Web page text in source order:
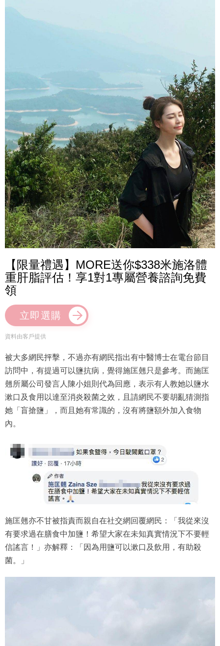
【限量禮遇】MORE送你$338米施洛體
重肝脂評估！享1對1專屬營養諮詢免費
領
立即選購
資料由客戶提供
被大多網民抨擊，不過亦有網民指出有中醫博士在電台節目
訪問中，有提過可以鹽抗病，覺得施匡翹只是參考。而施匡
翹所屬公司發言人陳小姐則代為回應，表示有人教她以鹽水
漱口及食用以達至消炎殺菌之效，且請網民不要胡亂猜測指
她「盲搶鹽」，而且她有常識的，沒有將鹽額外加入食物
內。
施匡翹亦不甘被指責而親自在社交網回覆網民：「我從來沒
有要求過在膳食中加鹽！希望大家在未知真實情況下不要輕
信謠言！」亦解釋：「因為用鹽可以漱口及飲用，有助殺
菌。」